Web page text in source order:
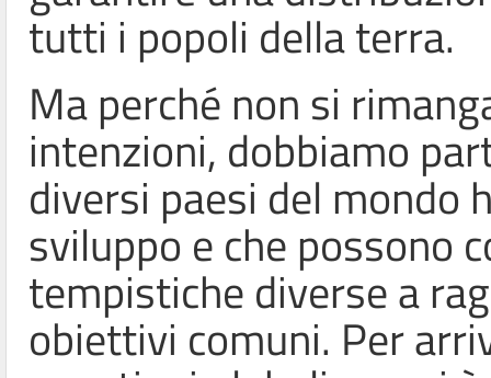
tutti i popoli della terra.
Ma perché non si
intenzioni, dobbiamo
diversi paesi del mondo
sviluppo e che possono
tempistiche diverse a
obiettivi comuni. Per